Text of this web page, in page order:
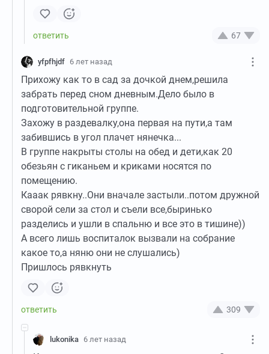
67
yfpfhjdf 6 лет назад
Прихожу как то в сад за дочкой днем,решила
забрать перед сном дневным.Дело было в
подготовительной группе.
Захожу в раздевалку,она первая на пути,а там
забившись в угол плачет нянечка...
В группе накрыты столы на обед и дети,как 20
обезьян с гиканьем и криками носятся по
помещению.
Кааак рявкну..Они вначале застыли..потом дружной
сворой сели за стол и съели все,быринько
разделись и ушли в спальню и все это в тишине))
А всего лишь воспиталок вызвали на собрание
какое то,а няню они не слушались)
Пришлось рявкнуть
309
lukonika 6 лет назад